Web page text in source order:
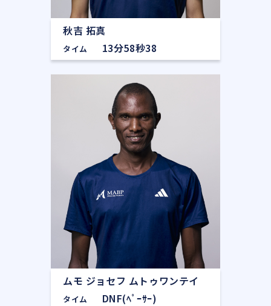
秋吉 拓真
タイム 13分58秒38
ムモ ジョセフ ムトゥワンテイ
タイム DNF(ﾍﾟｰｻｰ)